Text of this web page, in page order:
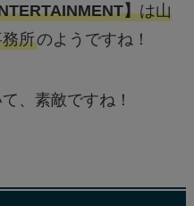
】は山
所のようですね！
、素敵ですね！